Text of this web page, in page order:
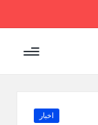
Posted
اخبار